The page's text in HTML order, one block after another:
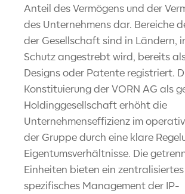
Anteil des Vermögens und der
des Unternehmens dar. Bereiche
der Gesellschaft sind in Ländern,
Schutz angestrebt wird, bereits
Designs oder Patente registriert.
Konstituierung der VORN AG als
Holdinggesellschaft erhöht die
Unternehmenseffizienz im
der Gruppe durch eine klare
Eigentumsverhältnisse. Die
Einheiten bieten ein
spezifisches Management der IP-